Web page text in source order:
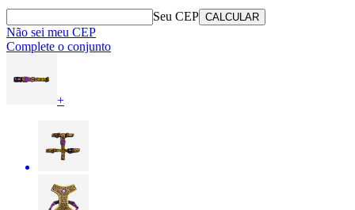
Seu CEP CALCULAR
Não sei meu CEP
Complete o conjunto
+